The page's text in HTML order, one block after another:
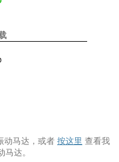
动马达，或者 按这里 查看我
马达。